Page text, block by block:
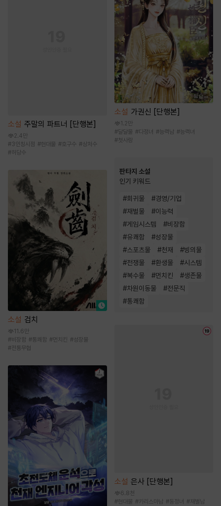
소설 주말의 파트너 [단행본]
2.4만
#3인칭시점 #현대물 #호구수 #상처수
#허당수
소설 검치
11.6만
#비장함 #통쾌함 #먼치킨 #성장물
#전통무협
소설 가권신 [단행본]
1.2만
#달달물 #다정녀 #능력남 #능력녀
#첫사랑
판타지 소설
인기 키워드
#회귀물 #경영/기업
#재벌물 #이능력
#게임시스템 #비장함
#유쾌함 #성장물
#스포츠물 #천재 #빙의물
#전쟁물 #환생물 #시스템
#복수물 #먼치킨 #생존물
#차원이동물 #전문직
#통쾌함
소설 은사 [단행본]
6.8천
#현대물 #카리스마남 #동정녀 #재벌남